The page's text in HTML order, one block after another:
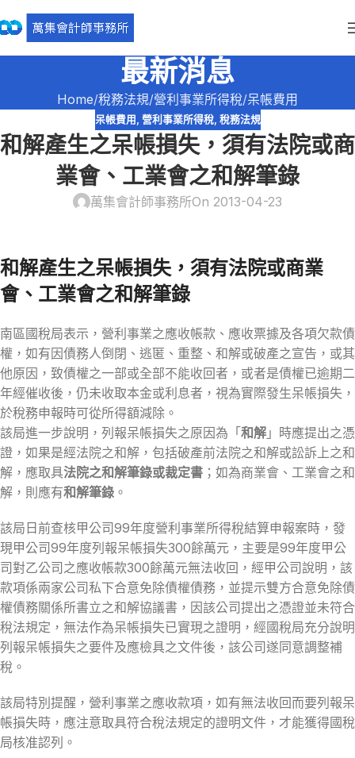
最新消息
Home 稅務法規 營利事業所得稅 呆帳費用
呆帳費用 , 營利事業所得稅, 稅務法規
和解產生之呆帳損失，須有法院或商
業會、工業會之和解筆錄
萬集會計師事務所On 2013-04-23
和解產生之呆帳損失，須有法院或商業
會、工業會之和解筆錄
南區國稅局表示，營利事業之應收帳款、應收票據及各項欠款債
權，如有因債務人倒閉、逃匿、重整、和解或破產之宣告，或其
他原因，致債權之一部或全部不能收回者，或者是債權已逾期二
年經催收後，仍未收取本金或利息者，視為實際發生呆帳損失，
於稅務申報時可從所得額減除。
該局進一步說明，列報呆帳損失之原因為「和解 」時應提出之憑
證，如果是經法院之和解，包括破產前法院之和解或訟訴上之和
解，應取具法院之和解筆錄或裁定書 ；如為商業會、工業會之和
解，則應有和解筆錄 。
該局日前查核甲公司99年度營利事業所得稅結算申報案時，發
現甲公司99年度列報呆帳損失300餘萬元，主要是99年度甲公
司對乙公司之應收帳款300餘萬元無法收回，經甲公司說明，該
款項係兩家公司私下合意免除債權債務，並提示雙方合意免除債
權債務關係所書立之和解協議書，因該公司提出之憑證並未符合
稅法規定，無法作為呆帳損失已實現之證明，經國稅局充分說明
列報呆帳損失之要件及應檢具之文件後，該公司遂同意調整補
稅。
該局特別提醒，營利事業之應收款項，如有無法收回而要列報呆
帳損失時，應注意取具符合稅法規定的證明文件，才能獲得國稅
局核准認列。